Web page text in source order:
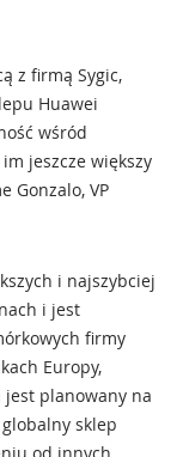
z firmą Sygic,
Huawei
wśród
jeszcze większy
Gonzalo, VP
i najszybciej
i jest
firmy
Europy,
planowany na
sklep